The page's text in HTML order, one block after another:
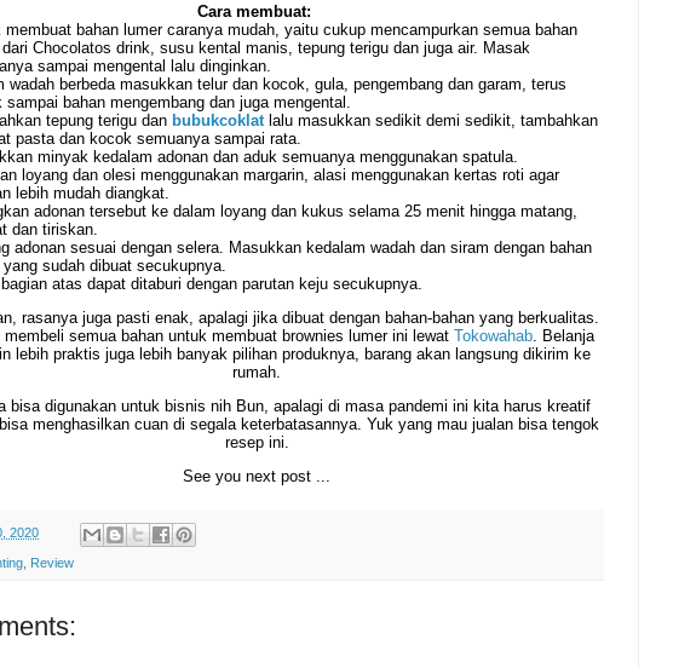
Cara membuat:
membuat bahan lumer caranya mudah, yaitu cukup mencampurkan semua bahan
Chocolatos drink, susu kental manis, tepung terigu dan juga air. Masak
sampai mengental lalu dinginkan.
wadah berbeda masukkan telur dan kocok, gula, pengembang dan garam, terus
sampai bahan mengembang dan juga mengental.
tepung terigu dan bubukcoklat lalu masukkan sedikit demi sedikit, tambahkan
pasta dan kocok semuanya sampai rata.
minyak kedalam adonan dan aduk semuanya menggunakan spatula.
loyang dan olesi menggunakan margarin, alasi menggunakan kertas roti agar
lebih mudah diangkat.
adonan tersebut ke dalam loyang dan kukus selama 25 menit hingga matang,
dan tiriskan.
adonan sesuai dengan selera. Masukkan kedalam wadah dan siram dengan bahan
sudah dibuat secukupnya.
atas dapat ditaburi dengan parutan keju secukupnya.
rasanya juga pasti enak, apalagi jika dibuat dengan bahan-bahan yang berkualitas.
membeli semua bahan untuk membuat brownies lumer ini lewat Tokowahab. Belanja
lebih praktis juga lebih banyak pilihan produknya, barang akan langsung dikirim ke
rumah.
bisa digunakan untuk bisnis nih Bun, apalagi di masa pandemi ini kita harus kreatif
menghasilkan cuan di segala keterbatasannya. Yuk yang mau jualan bisa tengok
resep ini.
See you next post ...
2020
Review